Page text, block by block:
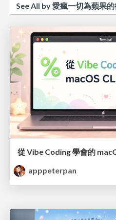
See All by 愛瘋一切為蘋果
從 Vibe Coding 學會的
apppeterpan